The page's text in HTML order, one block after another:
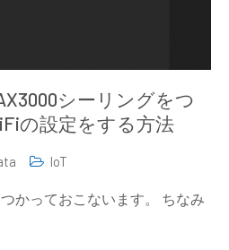
シーリングをつ
の設定をする方法
IoT
かっておこないます。 ちなみ